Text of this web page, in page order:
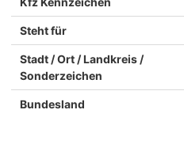
Steht für
Stadt / Ort / Landkreis /
Sonderzeichen
Bundesland